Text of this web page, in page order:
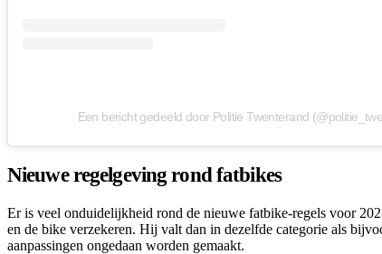
Een bericht gedeeld door Politie Twenterand
Nieuwe regelgeving rond fatbikes
Er is veel onduidelijkheid rond de nieuwe fatbike-regels voor
en de bike verzekeren. Hij valt dan in dezelfde categorie als
aanpassingen ongedaan worden gemaakt.